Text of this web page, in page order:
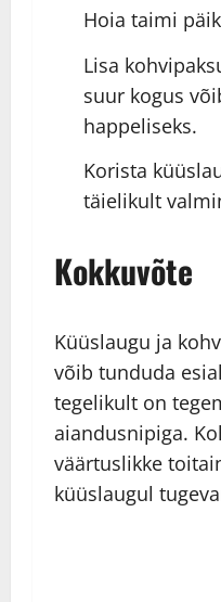
Hoia taimi
Lisa
suur kogus
happeliseks.
Korista
täielikult
Kokkuvõte
Küüslaugu ja
võib tunduda
tegelikult on
aiandusnipiga.
väärtuslikke
küüslaugul